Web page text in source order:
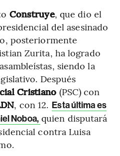
Construye, que dio el
del asesinado
posteriormente
Zurita, ha logrado
siendo la
Después
Cristiano (PSC) con
, con 12. Esta última es
Noboa, quien disputará
contra Luisa